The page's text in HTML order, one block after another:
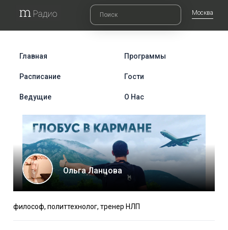
Москва
Главная Программы
Расписание Гости
Ведущие О Нас
Ольга Ланцова
философ, политтехнолог, тренер НЛП